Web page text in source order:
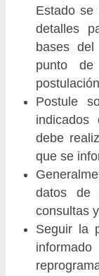
Estado se
detalles
bases
punto
Postule
debe
que se
datos de
consultas
Seguir la